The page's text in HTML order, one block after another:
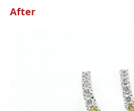
After